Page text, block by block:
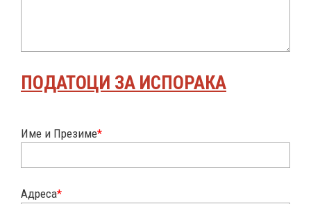
ПОДАТОЦИ ЗА ИСПОРАКА
Име и Презиме*
Адреса*